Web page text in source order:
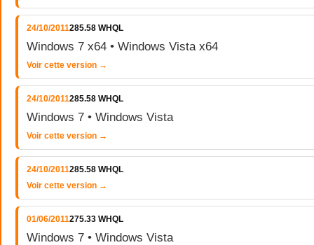
24/10/2011285.58 WHQL
Windows 7 x64 • Windows Vista x64
Voir cette version →
24/10/2011285.58 WHQL
Windows 7 • Windows Vista
Voir cette version →
24/10/2011285.58 WHQL
Voir cette version →
01/06/2011275.33 WHQL
Windows 7 • Windows Vista